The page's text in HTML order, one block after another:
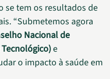
se tem os resultados de
“Submetemos agora
Nacional de
e
o impacto à saúde em